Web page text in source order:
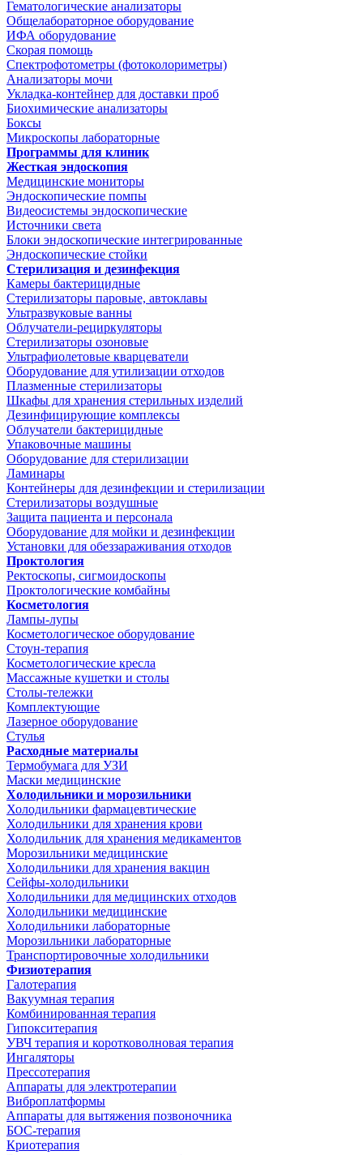
Гематологические анализаторы
Общелабораторное оборудование
ИФА оборудование
Скорая помощь
Спектрофотометры (фотоколориметры)
Анализаторы мочи
Укладка-контейнер для доставки проб
Биохимические анализаторы
Боксы
Микроскопы лабораторные
Программы для клиник
Жесткая эндоскопия
Медицинские мониторы
Эндоскопические помпы
Видеосистемы эндоскопические
Источники света
Блоки эндоскопические интегрированные
Эндоскопические стойки
Стерилизация и дезинфекция
Камеры бактерицидные
Стерилизаторы паровые, автоклавы
Ультразвуковые ванны
Облучатели-рециркуляторы
Стерилизаторы озоновые
Ультрафиолетовые кварцеватели
Оборудование для утилизации отходов
Плазменные стерилизаторы
Шкафы для хранения стерильных изделий
Дезинфицирующие комплексы
Облучатели бактерицидные
Упаковочные машины
Оборудование для стерилизации
Ламинары
Контейнеры для дезинфекции и стерилизации
Стерилизаторы воздушные
Защита пациента и персонала
Оборудование для мойки и дезинфекции
Установки для обеззараживания отходов
Проктология
Ректоскопы, сигмоидоскопы
Проктологические комбайны
Косметология
Лампы-лупы
Косметологическое оборудование
Стоун-терапия
Косметологические кресла
Массажные кушетки и столы
Столы-тележки
Комплектующие
Лазерное оборудование
Стулья
Расходные материалы
Термобумага для УЗИ
Маски медицинские
Холодильники и морозильники
Холодильники фармацевтические
Холодильники для хранения крови
Холодильник для хранения медикаментов
Морозильники медицинские
Холодильники для хранения вакцин
Сейфы-холодильники
Холодильники для медицинских отходов
Холодильники медицинские
Холодильники лабораторные
Морозильники лабораторные
Транспортировочные холодильники
Физиотерапия
Галотерапия
Вакуумная терапия
Комбинированная терапия
Гипокситерапия
УВЧ терапия и коротковолновая терапия
Ингаляторы
Прессотерапия
Аппараты для электротерапии
Виброплатформы
Аппараты для вытяжения позвоночника
БОС-терапия
Криотерапия